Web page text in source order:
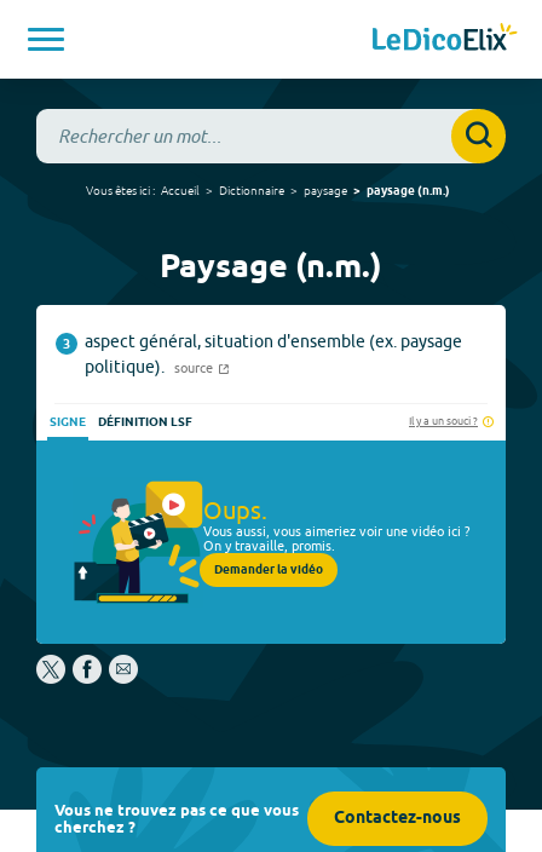
Vous êtes ici : Accueil Dictionnaire paysage paysage(n.m.)
Paysage (n.m.)
3
aspect général, situation d'ensemble (ex. paysage
politique).
source
SIGNE DÉFINITION LSF Il y a un souci ?
Oups.
Vous aussi, vous aimeriez voir une vidéo ici ?
On y travaille, promis.
Demander la vidéo
Vous ne trouvez pas ce que vous
cherchez ? Contactez-nous